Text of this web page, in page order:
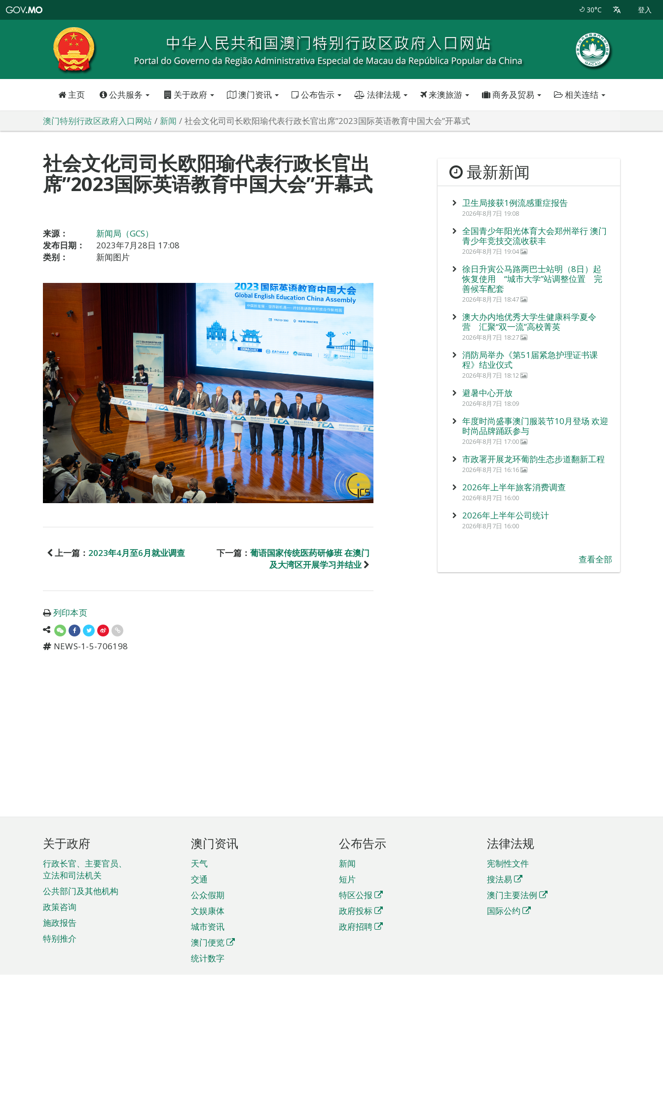
特
政
区
政
口
30°C 登入
主页 公共服务 关于政府 澳门资讯 公布告示 法律法规 来澳旅游 商务及贸易 相关连结
澳门特别行政区政府入口网站 新闻 社会文化司司长欧阳瑜代表行政长官出席”2023国际英语教育中国大会”开幕式
社会文化司司长欧阳瑜代表行政长官出
席”2023国际英语教育中国大会”开幕式
来源：
新闻局（GCS）
发布日期：
2023年7月28日 17:08
类别：
新闻图片
上一篇： 2023年4月至6月就业调查 下一篇： 葡语国家传统医药研修班 在澳门
及大湾区开展学习并结业
列印本页
NEWS-1-5-706198
最新新闻
卫生局接获1例流感重症报告
2026年8月7日 19:08
全国青少年阳光体育大会郑州举行 澳门
青少年竞技交流收获丰
2026年8月7日 19:04
徐日升寅公马路两巴士站明（8日）起
恢复使用 “城市大学”站调整位置 完
善候车配套
2026年8月7日 18:47
澳大办内地优秀大学生健康科学夏令
营 汇聚“双一流”高校菁英
2026年8月7日 18:27
消防局举办《第51届紧急护理证书课
程》结业仪式
2026年8月7日 18:12
避暑中心开放
2026年8月7日 18:09
年度时尚盛事澳门服装节10月登场 欢迎
时尚品牌踊跃参与
2026年8月7日 17:00
市政署开展龙环葡韵生态步道翻新工程
2026年8月7日 16:16
2026年上半年旅客消费调查
2026年8月7日 16:00
2026年上半年公司统计
2026年8月7日 16:00
查看全部
页
脚
菜
单
关于政府
行政长官、主要官员、
立法和司法机关
公共部门及其他机构
政策咨询
施政报告
特别推介
澳门资讯
天气
交通
公众假期
文娱康体
城市资讯
澳门便览
统计数字
公布告示
新闻
短片
特区公报
政府投标
政府招聘
法律法规
宪制性文件
搜法易
澳门主要法例
国际公约